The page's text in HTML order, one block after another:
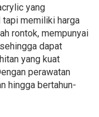
yang
tapi memiliki harga
rontok, mempunyai
dapat
yang kuat
perawatan
hingga bertahun-